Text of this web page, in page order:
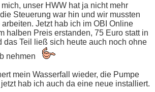
unser HWW hat ja nicht mehr
Steuerung war hin und wir mussten
Jetzt hab ich im OBI Online
halben Preis erstanden, 75 Euro statt in
das Teil ließ sich heute auch noch ohne
nehmen
mein Wasserfall wieder, die Pumpe
hab ich auch da eine neue installiert.